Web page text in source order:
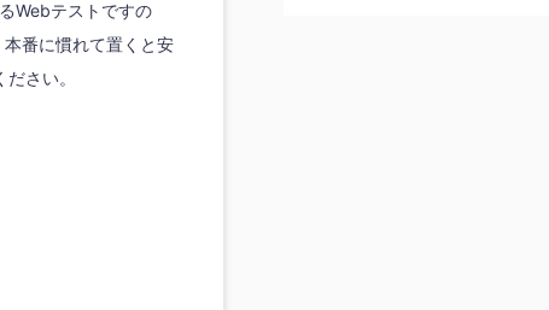
Webテストですの
番に慣れて置くと安
さい。